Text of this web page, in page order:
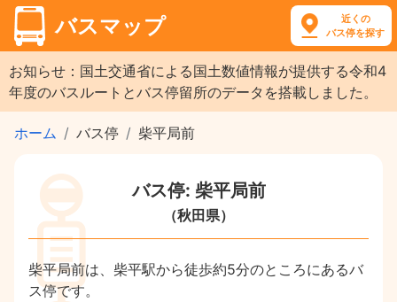
バスマップ
近くの
バス停を探す
お知らせ：国土交通省による国土数値情報が提供する令和4
年度のバスルートとバス停留所のデータを搭載しました。
ホーム バス停 柴平局前
バス停: 柴平局前
（秋田県）
柴平局前は、柴平駅から徒歩約5分のところにあるバ
ス停です。